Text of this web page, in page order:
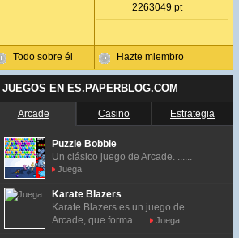
Todo sobre él
2263049 pt
Hazte miembro
JUEGOS EN ES.PAPERBLOG.COM
Arcade Casino Estrategia
Puzzle Bobble
Un clásico juego de Arcade. ......
Juega
Karate Blazers
Karate Blazers es un juego de
Arcade, que forma......
Juega